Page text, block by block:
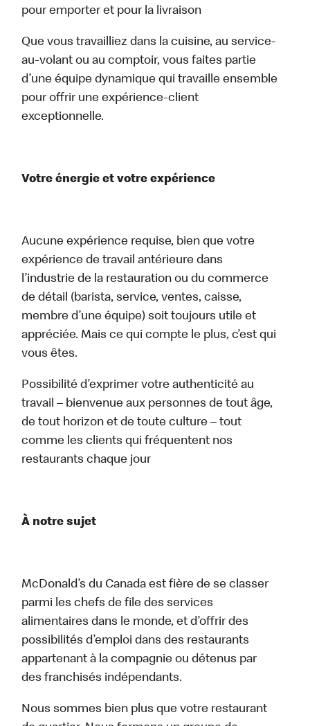
pour emporter et pour la livraison
Que vous travailliez dans la cuisine, au service-
au-volant ou au comptoir, vous faites partie
d’une équipe dynamique qui travaille ensemble
pour offrir une expérience-client
exceptionnelle.
Votre énergie et votre expérience
Aucune expérience requise, bien que votre
expérience de travail antérieure dans
l’industrie de la restauration ou du commerce
de détail (barista, service, ventes, caisse,
membre d’une équipe) soit toujours utile et
appréciée. Mais ce qui compte le plus, c’est qui
vous êtes.
Possibilité d’exprimer votre authenticité au
travail – bienvenue aux personnes de tout âge,
de tout horizon et de toute culture – tout
comme les clients qui fréquentent nos
restaurants chaque jour
À notre sujet
McDonald’s du Canada est fière de se classer
parmi les chefs de file des services
alimentaires dans le monde, et d’offrir des
possibilités d’emploi dans des restaurants
appartenant à la compagnie ou détenus par
des franchisés indépendants.
Nous sommes bien plus que votre restaurant